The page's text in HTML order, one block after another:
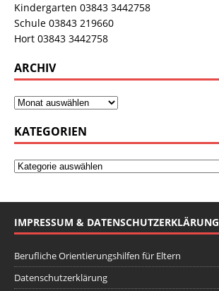
Kindergarten 03843 3442758
Schule 03843 219660
Hort 03843 3442758
ARCHIV
KATEGORIEN
IMPRESSUM & DATENSCHUTZERKLÄRUNG
Berufliche Orientierungshilfen für Eltern
Datenschutzerklärung